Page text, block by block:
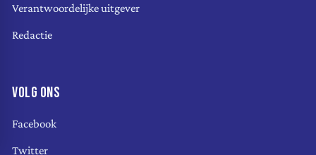
Verantwoordelijke uitgever
Redactie
VOLG ONS
Facebook
Twitter